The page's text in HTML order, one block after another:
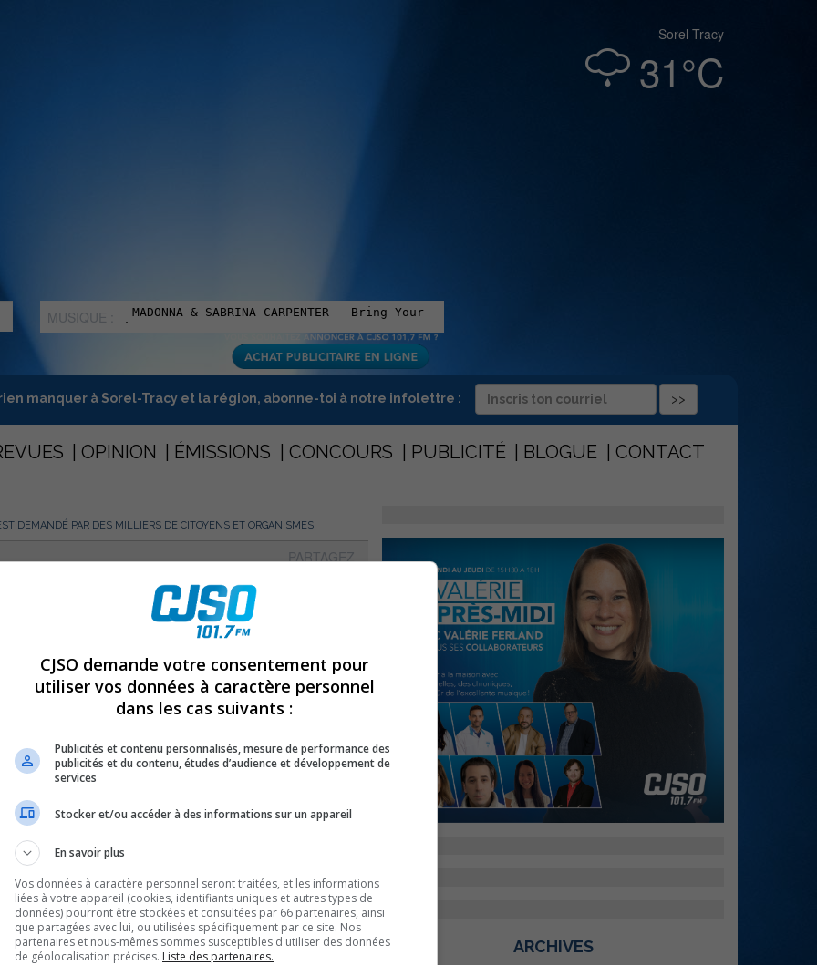
Sorel-Tracy
31°C
MUSIQUE :
manquer à Sorel-Tracy et la région, abonne-toi à notre infolettre :
OPINION ÉMISSIONS CONCOURS PUBLICITÉ BLOGUE CONTACT
DEMANDÉ PAR DES MILLIERS DE CITOYENS ET ORGANISMES
PARTAGEZ
est demandé par des milliers
maintenant haut et fort un moratoire complet et
sur les gaz de schiste.
Marc-sur-Richelieu, les municipalités régionales
de-Saurel, de Bécancour et de Nicolet-Yamaska,
de Lajmmerais, les élus de Saint-Mathias,
MCN21, Mobilisation Gaz de Schiste, les
Regroupement national des conseils régionaux de
régionaux de l’environnement de la Montérégie,
le Regroupement des organisations de bassins
pour la protection de l’environnement Maskoutain,
ARCHIVES
CJSO demande votre consentement pour
utiliser vos données à caractère personnel
dans les cas suivants :
Publicités et contenu personnalisés, mesure de performance des
publicités et du contenu, études d’audience et développement de
services
Stocker et/ou accéder à des informations sur un appareil
En savoir plus
Vos données à caractère personnel seront traitées, et les informations
liées à votre appareil (cookies, identifiants uniques et autres types de
données) pourront être stockées et consultées par 66 partenaires, ainsi
que partagées avec lui, ou utilisées spécifiquement par ce site. Nos
partenaires et nous-mêmes sommes susceptibles d'utiliser des données
de géolocalisation précises. Liste des partenaires.